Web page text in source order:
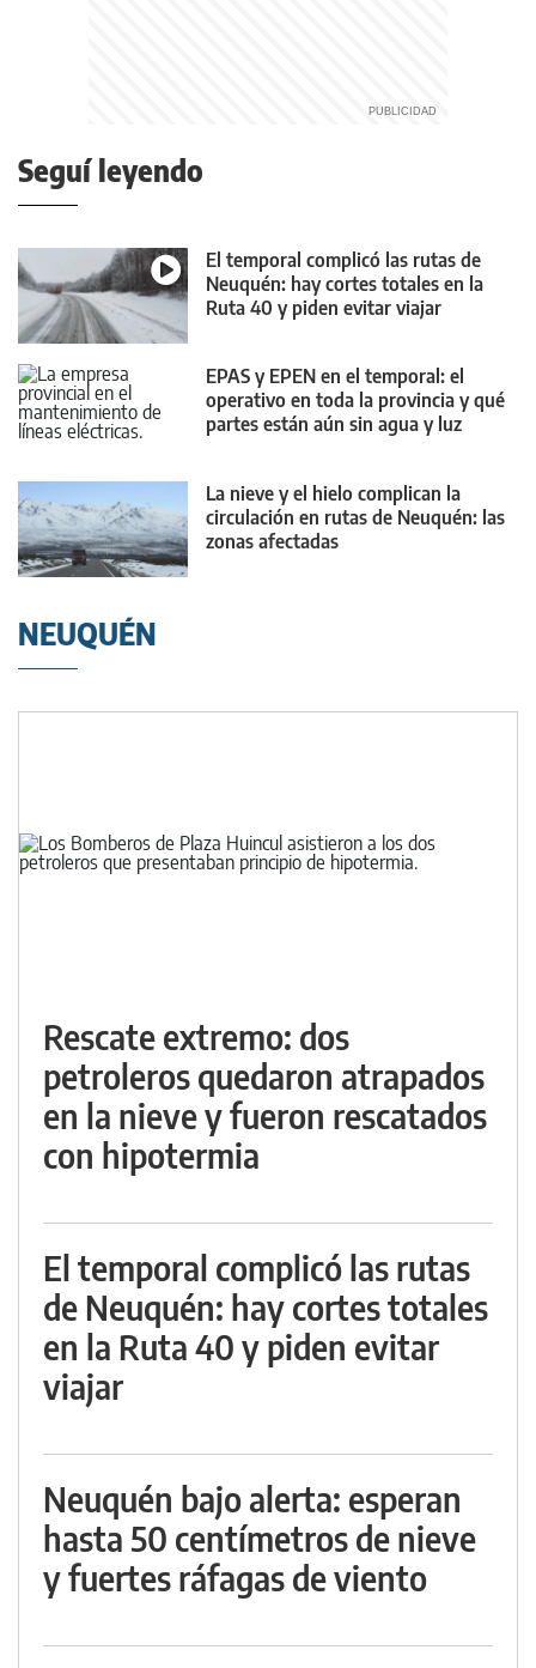
Seguí leyendo
El temporal complicó las rutas de
Neuquén: hay cortes totales en la
Ruta 40 y piden evitar viajar
EPAS y EPEN en el temporal: el
operativo en toda la provincia y qué
partes están aún sin agua y luz
La nieve y el hielo complican la
circulación en rutas de Neuquén: las
zonas afectadas
NEUQUÉN
Rescate extremo: dos
petroleros quedaron atrapados
en la nieve y fueron rescatados
con hipotermia
El temporal complicó las rutas
de Neuquén: hay cortes totales
en la Ruta 40 y piden evitar
viajar
Neuquén bajo alerta: esperan
hasta 50 centímetros de nieve
y fuertes ráfagas de viento